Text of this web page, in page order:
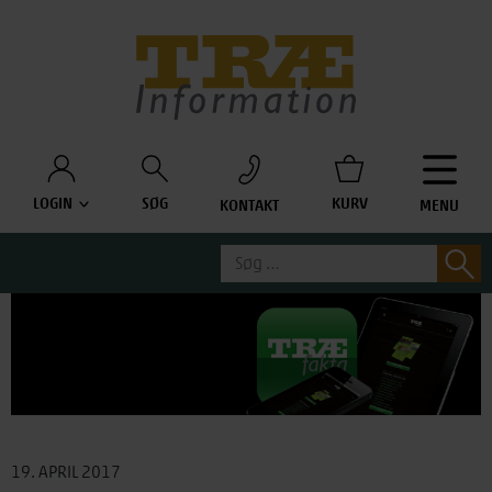
LOGIN SØG KONTAKT KURV MENU
Søg
efter:
19. APRIL 2017